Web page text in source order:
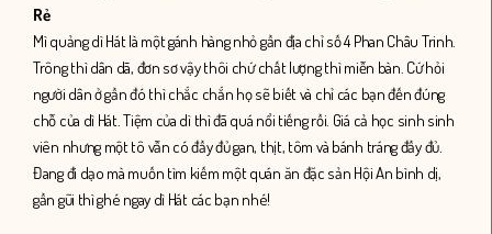
Rẻ
Mì quảng dì Hát là một gánh hàng nhỏ gần địa chỉ số 4 Phan Châu Trinh.
Trông thì dân dã, đơn sơ vậy thôi chứ chất lượng thì miễn bàn. Cứ hỏi
người dân ở gần đó thì chắc chắn họ sẽ biết và chỉ các bạn đến đúng
chỗ của dì Hát. Tiệm của dì thì đã quá nổi tiếng rồi. Giá cả học sinh sinh
viên nhưng một tô vẫn có đầy đủ gan, thịt, tôm và bánh tráng đầy đủ.
Đang đi dạo mà muốn tìm kiếm một quán ăn đặc sản Hội An bình dị,
gần gũi thì ghé ngay dì Hát các bạn nhé!